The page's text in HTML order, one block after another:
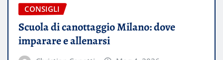
CONSIGLI
Scuola di canottaggio Milano: dove
imparare e allenarsi